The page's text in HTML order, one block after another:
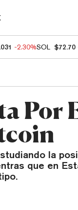
-2.30%SOL $72.70
Por
la
que en